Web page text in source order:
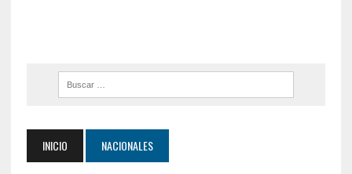
INICIO NACIONALES